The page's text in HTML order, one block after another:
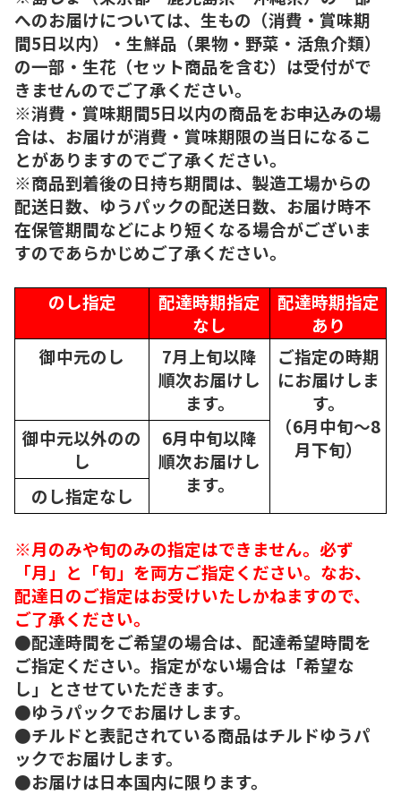
へのお届けについては、生もの（消費・賞味期
間5日以内）・生鮮品（果物・野菜・活魚介類）
の一部・生花（セット商品を含む）は受付がで
きませんのでご了承ください。
※消費・賞味期間5日以内の商品をお申込みの場
合は、お届けが消費・賞味期限の当日になるこ
とがありますのでご了承ください。
※商品到着後の日持ち期間は、製造工場からの
配送日数、ゆうパックの配送日数、お届け時不
在保管期間などにより短くなる場合がございま
すのであらかじめご了承ください。
のし指定
配達時期指定
なし
配達時期指定
あり
御中元のし
7月上旬以降
順次お届けし
ます。
ご指定の時期
にお届けしま
す。
（6月中旬～8
月下旬）
御中元以外のの
し
6月中旬以降
順次お届けし
ます。
のし指定なし
※月のみや旬のみの指定はできません。必ず
「月」と「旬」を両方ご指定ください。なお、
配達日のご指定はお受けいたしかねますので、
ご了承ください。
●配達時間をご希望の場合は、配達希望時間を
ご指定ください。指定がない場合は「希望な
し」とさせていただきます。
●ゆうパックでお届けします。
●チルドと表記されている商品はチルドゆうパ
ックでお届けします。
●お届けは日本国内に限ります。